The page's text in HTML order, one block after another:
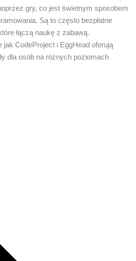
gry, co jest świetnym sposobem
Są to często bezpłatne
łączą naukę z zabawą.
jak CodeProject i EggHead oferują
dla osób na różnych poziomach